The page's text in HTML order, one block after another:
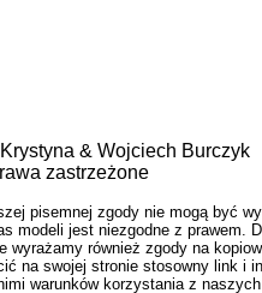
& Wojciech Burczyk
zastrzeżone
pisemnej zgody nie mogą być
jest niezgodne z
również zgody na
na swojej stronie stosowny link i
warunków korzystania z